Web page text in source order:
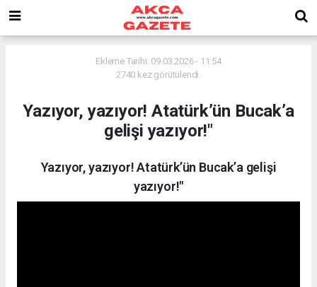
Ekleme Tarihi: 09.03.2026 - 11:54
2740 kez görütülendi.
Yazıyor, yazıyor! Atatürk’ün Bucak’a
gelişi yazıyor!"
Yazıyor, yazıyor! Atatürk’ün Bucak’a gelişi
yazıyor!"